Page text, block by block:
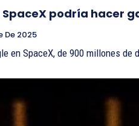
podría hacer
De 2025
en SpaceX, de 900 millones